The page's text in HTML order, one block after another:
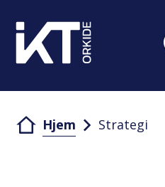
Du er her:
Hjem Strategi